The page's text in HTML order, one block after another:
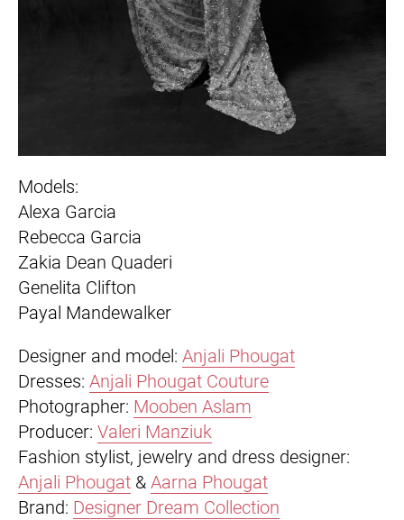
Models:
Alexa Garcia
Rebecca Garcia
Zakia Dean Quaderi
Genelita Clifton
Payal Mandewalker
Designer and model: Anjali Phougat
Dresses: Anjali Phougat Couture
Photographer: Mooben Aslam
Producer: Valeri Manziuk
Fashion stylist, jewelry and dress designer:
Anjali Phougat & Aarna Phougat
Brand: Designer Dream Collection